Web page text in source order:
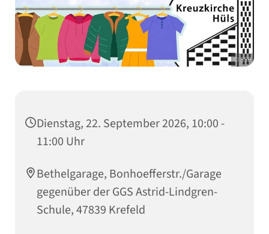
© SSP
Dienstag, 22. September 2026, 10:00 -
11:00 Uhr
Bethelgarage, Bonhoefferstr./Garage
gegenüber der GGS Astrid-Lindgren-
Schule, 47839 Krefeld